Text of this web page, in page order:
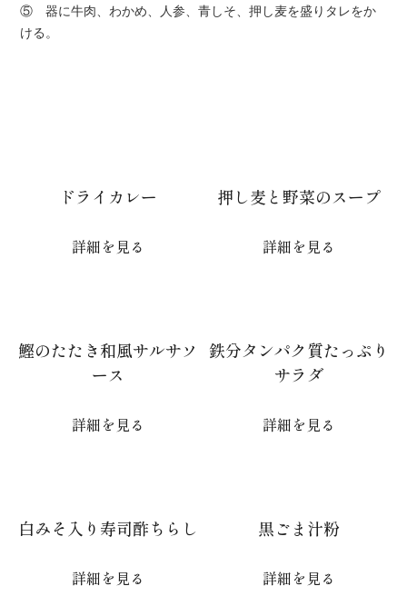
⑤ 器に牛肉、わかめ、人参、青しそ、押し麦を盛りタレをか
ける。
ドライカレー
詳細を見る
押し麦と野菜のスープ
詳細を見る
鰹のたたき和風サルサソ
ース
詳細を見る
鉄分タンパク質たっぷり
サラダ
詳細を見る
白みそ入り寿司酢ちらし
詳細を見る
黒ごま汁粉
詳細を見る